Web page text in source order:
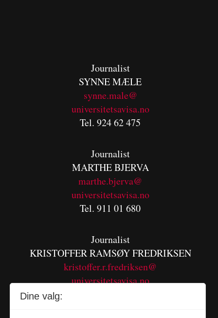
Journalist
SYNNE MÆLE
synne.male@
universitetsavisa.no
Tel. 924 62 475
Journalist
MARTHE BJERVA
marthe.bjerva@
universitetsavisa.no
Tel. 911 01 680
Journalist
KRISTOFFER RAMSØY FREDRIKSEN
kristoffer.r.fredriksen@
universitetsavisa.no
Dine valg: